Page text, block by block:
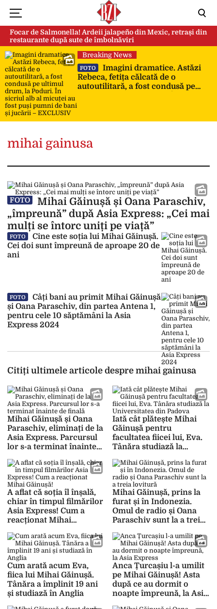
Focar de Salmonella! Ardeii jalapeño din Mexic, retrași din
restaurante după sute de îmbolnăviri
Breaking News
FOTO
Imagini dramatice. Astăzi
Rebeca, fetița călcată de o
autoutilitară, a fost condusă pe
mihai gainusa
FOTO
Mihai Găinușă și Oana Paraschiv,
„împreună” după Asia Express: „Cei mai
mulți se întorc uniți pe viață”
FOTO
Cine este soția lui Mihai Găinușă.
Cei doi sunt împreună de aproape 20 de
ani
FOTO
Câți bani au primit Mihai Găinușă
și Oana Paraschiv, din partea Antena 1,
pentru cele 10 săptămâni la Asia
Express 2024
Citiți ultimele articole despre mihai gainusa
Mihai Găinușă și Oana
Paraschiv, eliminați de la
Asia Express. Parcursul
lor s-a terminat înainte
Iată cât plătește Mihai
Găinușă pentru
facultatea fiicei lui, Eva.
Tânăra studiază la
A aflat că soția îl înșală,
chiar în timpul filmărilor
Asia Express! Cum a
reacționat Mihai
Mihai Găinușă, prins la
furat și în Indonezia.
Omul de radio și Oana
Paraschiv sunt la a treia
Cum arată acum Eva,
fiica lui Mihai Găinușă.
Tânăra a împlinit 19 ani
și studiază în Anglia
Anca Țurcașiu l-a umilit
pe Mihai Găinușă! Asta
după ce au dormit o
noapte împreună, la Asia